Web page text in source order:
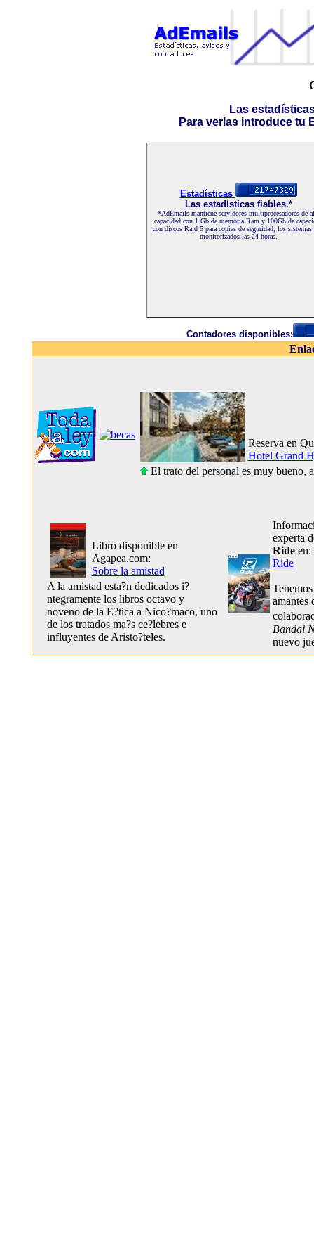
Las
Para verlas introduce tu
Estadísticas
Las estadísticas fiables.*
*AdEmails mantiene servidores multiprocesadores de
capacidad con 1 Gb de memoria Ram y 100Gb de
con discos Raid 5 para copias de seguridad, los sistemas
monitorizados las 24 horas.
Contadores disponibles:
Reserva en
Hotel Grand
El trato del personal es muy bueno,
Libro disponible en
Agapea.com:
Sobre la amistad
A la amistad esta?n dedicados i?
ntegramente los libros octavo y
noveno de la E?tica a Nico?maco, uno
de los tratados ma?s ce?lebres e
influyentes de Aristo?teles.
experta
Rideen:
Ride
amantes
Bandai
nuevo